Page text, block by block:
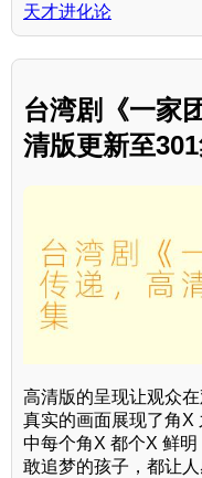
天才进化论
台湾剧《一家
清版更新至
高清版的呈现让观众
真实的画面展现了角X
中每个角X 都个X 鲜
敢追梦的孩子，都让